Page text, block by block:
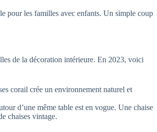
pour les familles avec enfants. Un simple coup
de la décoration intérieure. En 2023, voici
corail crée un environnement naturel et
d’une même table est en vogue. Une chaise
chaises vintage.